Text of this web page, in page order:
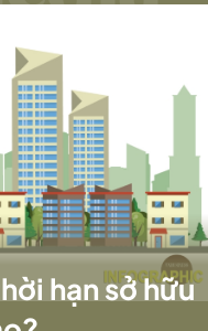
hạn sở hữu